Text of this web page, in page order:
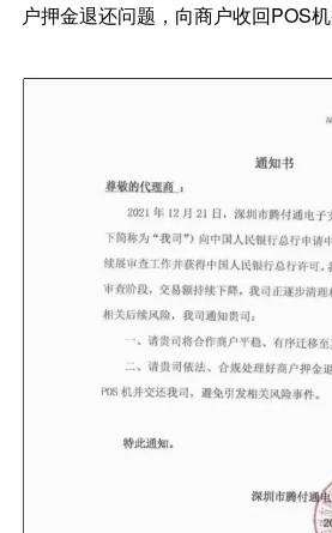
户押金退还问题，向商户收回POS机